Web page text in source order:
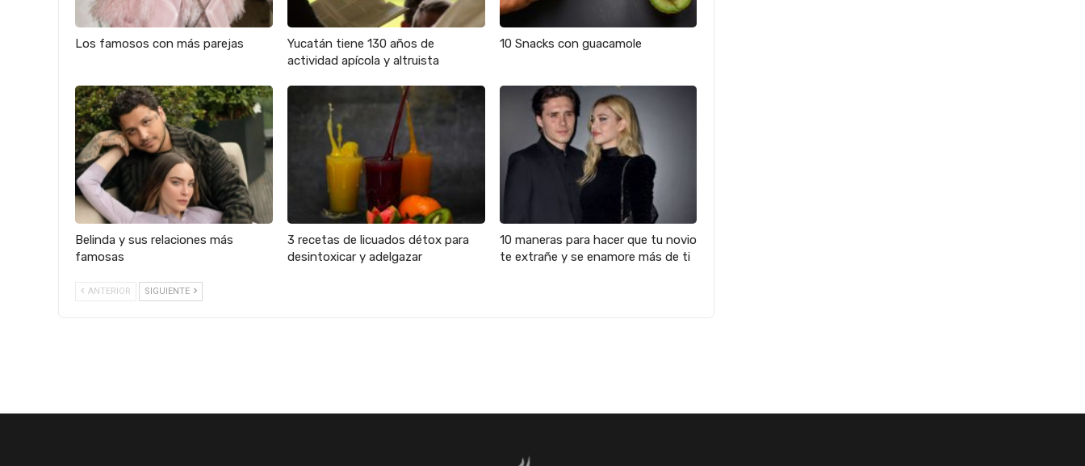
Los famosos con más parejas
Yucatán tiene 130 años de
actividad apícola y altruista
10 Snacks con guacamole
Belinda y sus relaciones más
famosas
3 recetas de licuados détox para
desintoxicar y adelgazar
10 maneras para hacer que tu novio
te extrañe y se enamore más de ti
ANTERIOR SIGUIENTE